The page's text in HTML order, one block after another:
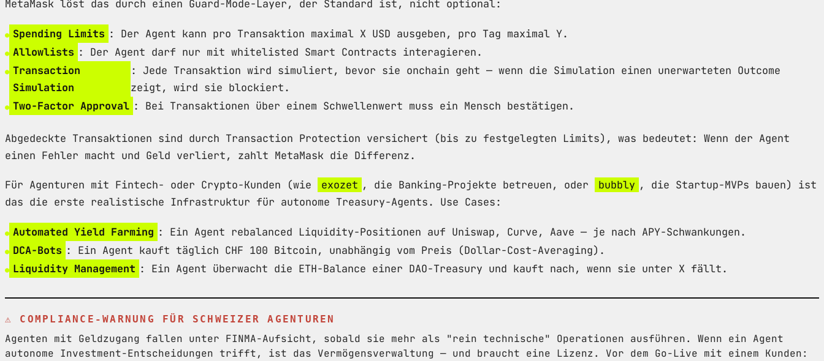
MetaMask löst das durch einen Guard-Mode-Layer, der Standard ist, nicht optional:
Spending Limits : Der Agent kann pro Transaktion maximal X USD ausgeben, pro Tag maximal Y.
Allowlists : Der Agent darf nur mit whitelisted Smart Contracts interagieren.
Transaction
Simulation
: Jede Transaktion wird simuliert, bevor sie onchain geht — wenn die Simulation einen unerwarteten Outcome
zeigt, wird sie blockiert.
Two-Factor Approval : Bei Transaktionen über einem Schwellenwert muss ein Mensch bestätigen.
Abgedeckte Transaktionen sind durch Transaction Protection versichert (bis zu festgelegten Limits), was bedeutet: Wenn der Agent
einen Fehler macht und Geld verliert, zahlt MetaMask die Differenz.
Für Agenturen mit Fintech- oder Crypto-Kunden (wie exozet , die Banking-Projekte betreuen, oder bubbly , die Startup-MVPs bauen) ist
das die erste realistische Infrastruktur für autonome Treasury-Agents. Use Cases:
Automated Yield Farming : Ein Agent rebalanced Liquidity-Positionen auf Uniswap, Curve, Aave — je nach APY-Schwankungen.
DCA-Bots : Ein Agent kauft täglich CHF 100 Bitcoin, unabhängig vom Preis (Dollar-Cost-Averaging).
Liquidity Management : Ein Agent überwacht die ETH-Balance einer DAO-Treasury und kauft nach, wenn sie unter X fällt.
⚠ COMPLIANCE-WARNUNG FÜR SCHWEIZER AGENTUREN
Agenten mit Geldzugang fallen unter FINMA-Aufsicht, sobald sie mehr als "rein technische" Operationen ausführen. Wenn ein Agent
autonome Investment-Entscheidungen trifft, ist das Vermögensverwaltung — und braucht eine Lizenz. Vor dem Go-Live mit einem Kunden: